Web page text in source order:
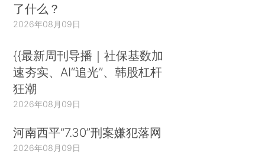
了什么？
2026年08月09日
{{最新周刊导播｜社保基数加
速夯实、AI“追光”、韩股杠杆
狂潮
2026年08月09日
河南西平“7.30”刑案嫌犯落网
2026年08月09日